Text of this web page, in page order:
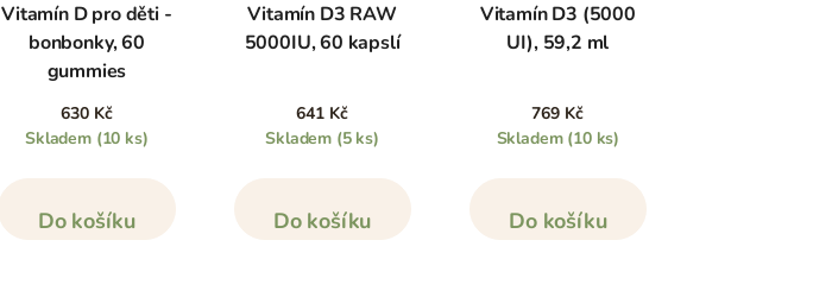
Vitamín D pro děti -
bonbonky, 60
gummies
630 Kč
Skladem (10 ks)
Do košíku
Vitamín D3 RAW
5000IU, 60 kapslí
641 Kč
Skladem (5 ks)
Do košíku
Vitamín D3 (5000
UI), 59,2 ml
769 Kč
Skladem (10 ks)
Do košíku